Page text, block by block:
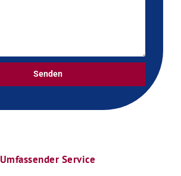
Senden
Umfassender Service